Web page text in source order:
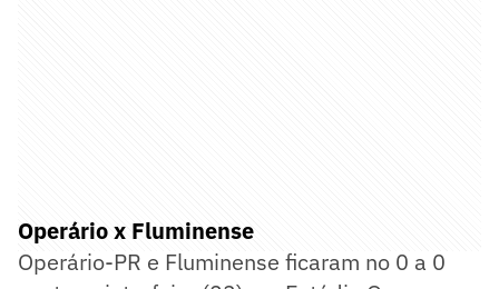
Operário x Fluminense
Operário-PR e Fluminense ficaram no 0 a 0